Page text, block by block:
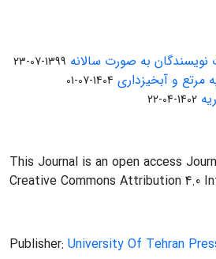
به صورت سالانه 1399-07-23
مرتع و آبخیزداری 1404-07-01
1402-04-22
This Journal is an open access
Creative Commons Attribution 4.0
Publisher: University Of Tehran